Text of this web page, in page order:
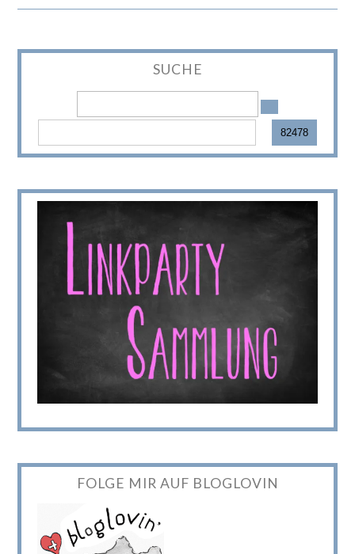
SUCHE
FOLGE MIR AUF BLOGLOVIN